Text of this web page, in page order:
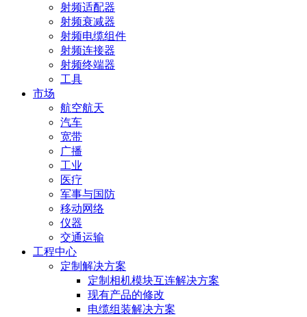
射频适配器
射频衰减器
射频电缆组件
射频连接器
射频终端器
工具
市场
航空航天
汽车
宽带
广播
工业
医疗
军事与国防
移动网络
仪器
交通运输
工程中心
定制解决方案
定制相机模块互连解决方案
现有产品的修改
电缆组装解决方案